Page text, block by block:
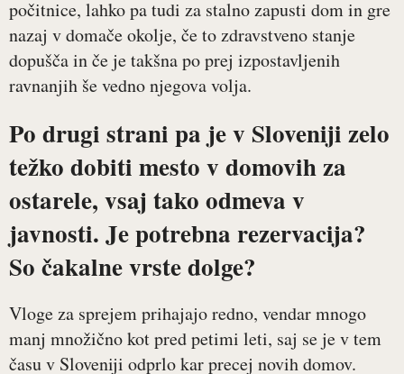
počitnice, lahko pa tudi za stalno zapusti dom in gre
nazaj v domače okolje, če to zdravstveno stanje
dopušča in če je takšna po prej izpostavljenih
ravnanjih še vedno njegova volja.
Po drugi strani pa je v Sloveniji zelo
težko dobiti mesto v domovih za
ostarele, vsaj tako odmeva v
javnosti. Je potrebna rezervacija?
So čakalne vrste dolge?
Vloge za sprejem prihajajo redno, vendar mnogo
manj množično kot pred petimi leti, saj se je v tem
času v Sloveniji odprlo kar precej novih domov.